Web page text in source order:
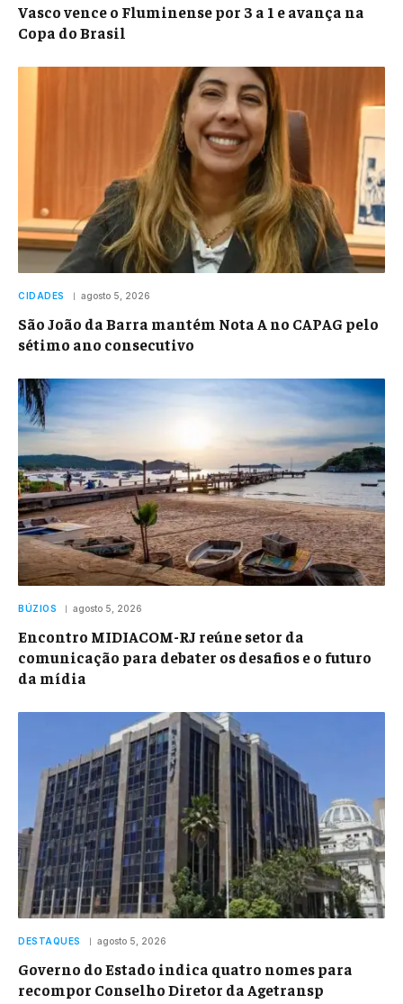
Vasco vence o Fluminense por 3 a 1 e avança na
Copa do Brasil
CIDADES agosto 5, 2026
São João da Barra mantém Nota A no CAPAG pelo
sétimo ano consecutivo
BÚZIOS agosto 5, 2026
Encontro MIDIACOM-RJ reúne setor da
comunicação para debater os desafios e o futuro
da mídia
DESTAQUES agosto 5, 2026
Governo do Estado indica quatro nomes para
recompor Conselho Diretor da Agetransp